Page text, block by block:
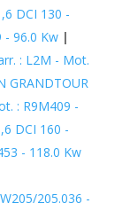
DCI 130 -
- 96.0 Kw|
: L2M - Mot.
GRANDTOUR
: R9M409 -
DCI 160 -
- 118.0 Kw
205.036 -